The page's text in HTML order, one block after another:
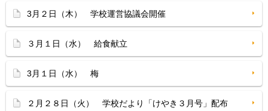
3月２日（木） 学校運営協議会開催
３月１日（水） 給食献立
3月１日（水） 梅
２月２８日（火） 学校だより「けやき３月号」配布